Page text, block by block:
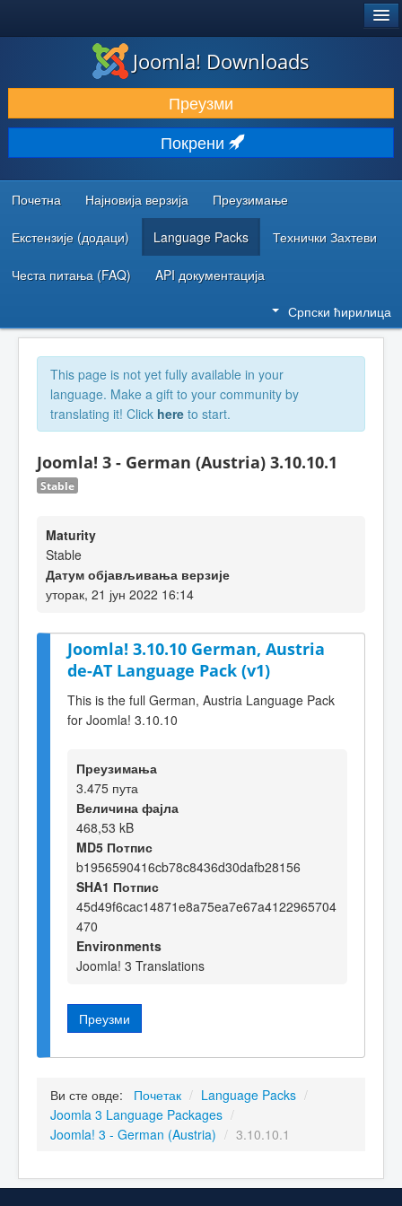
ПРЕУЗИМАЊЕ И ПРОШИРЕЊА (ЕКСТЕНЗИЈЕ)
ОТКРИЈТЕ И НАУЧИТЕ
ЗАЈЕДНИЦА И ПОДРШКА
РЕСУРСИ ЗА РАЗВОЈ
Joomla! Downloads
Преузми
Покрени
Почетна Најновија верзија Преузимање
Екстензије (додаци) Language Packs Технички Захтеви
Честа питања (FAQ) API документација
Српски ћирилица
This page is not yet fully available in your
language. Make a gift to your community by
translating it! Click here to start.
Joomla! 3 - German (Austria) 3.10.10.1
Stable
Maturity
Stable
Датум објављивања верзије
уторак, 21 јун 2022 16:14
Joomla! 3.10.10 German, Austria
de-AT Language Pack (v1)
This is the full German, Austria Language Pack
for Joomla! 3.10.10
Преузимања
3.475 пута
Величина фајла
468,53 kB
MD5 Потпис
b1956590416cb78c8436d30dafb28156
SHA1 Потпис
45d49f6cac14871e8a75ea7e67a4122965704
470
Environments
Joomla! 3 Translations
Преузми
Ви сте овде: Почетак / Language Packs /
Joomla 3 Language Packages /
Joomla! 3 - German (Austria) / 3.10.10.1